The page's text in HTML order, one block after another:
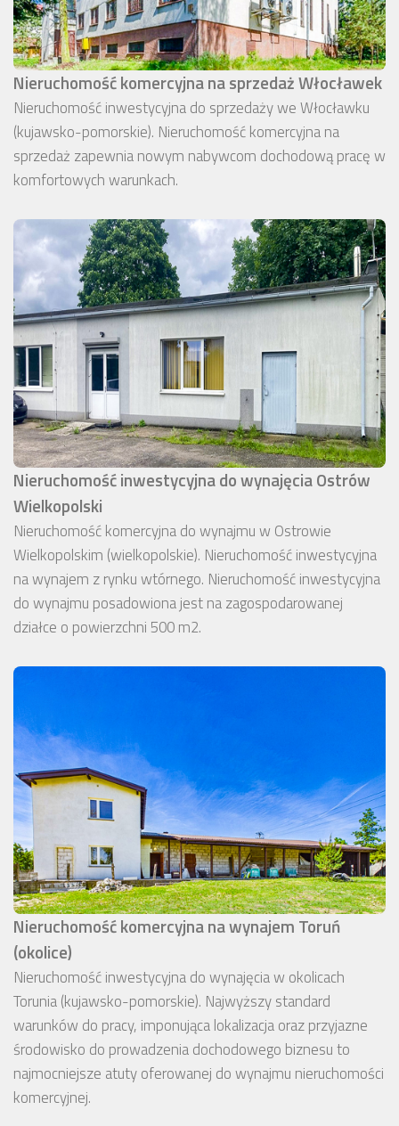
Nieruchomość komercyjna na sprzedaż Włocławek
Nieruchomość inwestycyjna do sprzedaży we Włocławku
(kujawsko-pomorskie). Nieruchomość komercyjna na
sprzedaż zapewnia nowym nabywcom dochodową pracę w
komfortowych warunkach.
Nieruchomość inwestycyjna do wynajęcia Ostrów
Wielkopolski
Nieruchomość komercyjna do wynajmu w Ostrowie
Wielkopolskim (wielkopolskie). Nieruchomość inwestycyjna
na wynajem z rynku wtórnego. Nieruchomość inwestycyjna
do wynajmu posadowiona jest na zagospodarowanej
działce o powierzchni 500 m2.
Nieruchomość komercyjna na wynajem Toruń
(okolice)
Nieruchomość inwestycyjna do wynajęcia w okolicach
Torunia (kujawsko-pomorskie). Najwyższy standard
warunków do pracy, imponująca lokalizacja oraz przyjazne
środowisko do prowadzenia dochodowego biznesu to
najmocniejsze atuty oferowanej do wynajmu nieruchomości
komercyjnej.